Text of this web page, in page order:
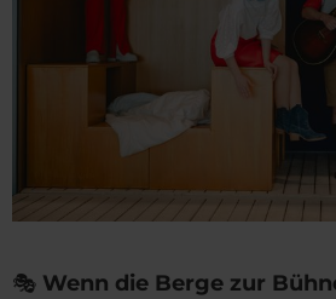
🎭 Wenn die Berge zur